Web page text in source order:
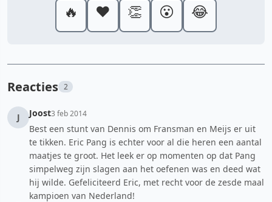
🔥 ❤️ 👏 😮 😂
Reacties 2
J Joost3 feb 2014
Best een stunt van Dennis om Fransman en Meijs er uit
te tikken. Eric Pang is echter voor al die heren een aantal
maatjes te groot. Het leek er op momenten op dat Pang
simpelweg zijn slagen aan het oefenen was en deed wat
hij wilde. Gefeliciteerd Eric, met recht voor de zesde maal
kampioen van Nederland!